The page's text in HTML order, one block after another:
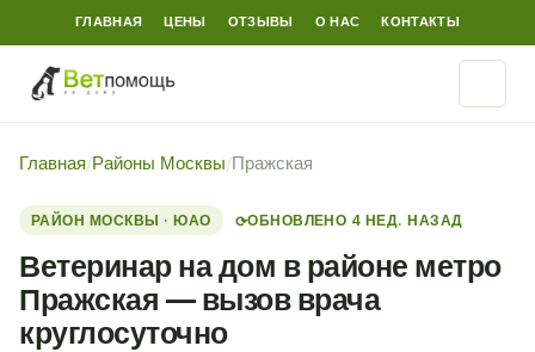
ГЛАВНАЯ ЦЕНЫ ОТЗЫВЫ О НАС КОНТАКТЫ
Главная/Районы Москвы/Пражская
РАЙОН МОСКВЫ · ЮАО ⟳ОБНОВЛЕНО 4 НЕД. НАЗАД
Ветеринар на дом в районе метро
Пражская — вызов врача
круглосуточно